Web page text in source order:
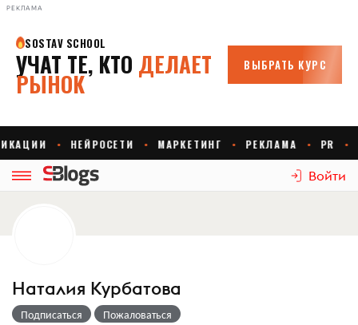
РЕКЛАМА
Войти
Наталия Курбатова
Подписаться Пожаловаться